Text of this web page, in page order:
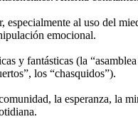
especialmente al uso del
emocional.
y fantásticas (la
los “chasquidos”).
la esperanza, la